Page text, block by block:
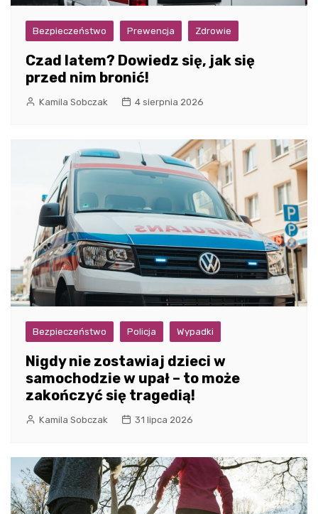
Bezpieczeństwo Prewencja Zdrowie
Czad latem? Dowiedz się, jak się
przed nim bronić!
Kamila Sobczak 4 sierpnia 2026
Bezpieczeństwo Policja Wypadki
Nigdy nie zostawiaj dzieci w
samochodzie w upał – to może
zakończyć się tragedią!
Kamila Sobczak 31 lipca 2026